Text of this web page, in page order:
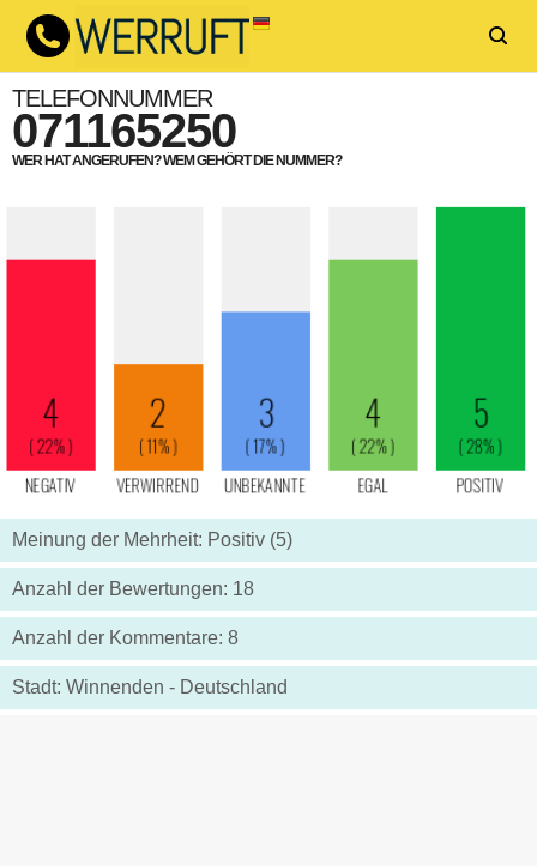
TELEFONNUMMER
071165250
WER HAT ANGERUFEN? WEM GEHÖRT DIE NUMMER?
Meinung der Mehrheit: Positiv (5)
Anzahl der Bewertungen: 18
Anzahl der Kommentare: 8
Stadt: Winnenden - Deutschland